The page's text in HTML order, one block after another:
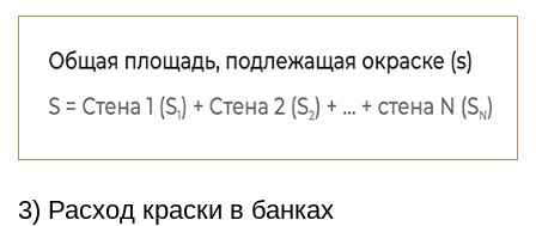
3) Расход краски в банках